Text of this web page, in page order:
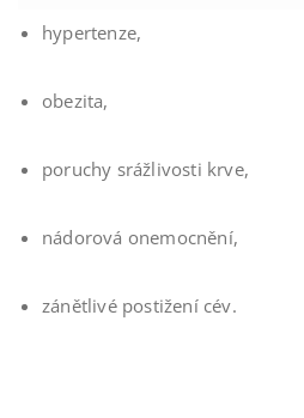
hypertenze,
obezita,
poruchy srážlivosti krve,
nádorová onemocnění,
zánětlivé postižení cév.